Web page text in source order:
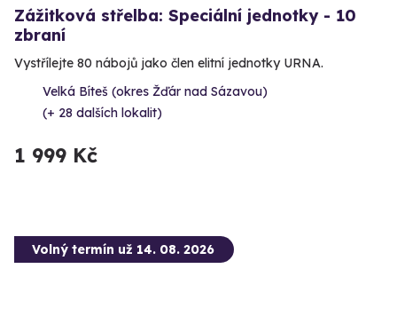
Zážitková střelba: Speciální jednotky - 10
zbraní
Vystřílejte 80 nábojů jako člen elitní jednotky URNA.
Velká Bíteš (okres Žďár nad Sázavou)
(+ 28 dalších lokalit)
1 999 Kč
Volný termín už 14. 08. 2026